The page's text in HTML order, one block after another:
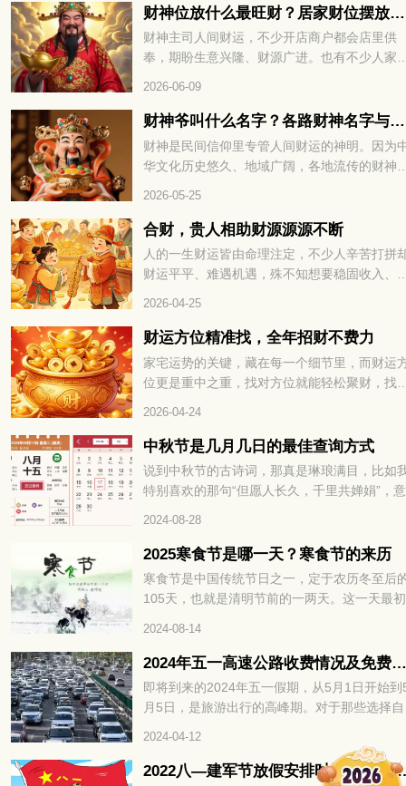
气场。那生肖属蛇的朋友，办公座位适合朝哪
方向，整体空间该怎么布置？下面一起来看看
财神位放什么最旺财？居家财位摆放技巧分享
财神主司人间财运，不少开店商户都会店里供
奉，期盼生意兴隆、财源广进。也有不少人家
2026-06-09
财神爷叫什么名字？各路财神名字与来历大全
财神是民间信仰里专管人间财运的神明。因为
华文化历史悠久、地域广阔，各地流传的财神
来历与寓意。
2026-05-25
合财，贵人相助财源源源不断
人的一生财运皆由命理注定，不少人辛苦打拼
财运平平、难遇机遇，殊不知想要稳固收入、
的命理奥秘。
2026-04-25
财运方位精准找，全年招财不费力
家宅运势的关键，藏在每一个细节里，而财运
位更是重中之重，找对方位就能轻松聚财，找
心关键，财运方位。掌握对的方法，不用刻意
力，就能让财富主动靠近，财运方位精准找，
年招财不费力，接下来就为大家详细拆解如何
速找准财运方位，解锁全年招财密码。
2026-04-24
中秋节是几月几日的最佳查询方式
说到中秋节的古诗词，那真是琳琅满目，比如
特别喜欢的那句“但愿人长久，千里共婵娟”，
八月十五。那你知道阳历中2024年中秋节是几
几日吗？
2024-08-28
2025寒食节是哪一天？寒食节的来历
寒食节是中国传统节日之一，定于农历冬至后
105天，也就是清明节前的一两天。这一天最
承了两千多年，曾被誉为中国民间最大的祭日
那么，2025寒食节是哪一天呢？让我们一起来
看吧。
2024-08-14
2024年五一高速公路收费情况及免费时间
即将到来的2024年五一假期，从5月1日开始到
月5日，是旅游出行的高峰期。对于那些选择
够免通行费。通常情况下，五一高速公路会有
费时间段，但每年的具体时间都不尽相同。所
2024-04-12
2022八—建军节放假安排